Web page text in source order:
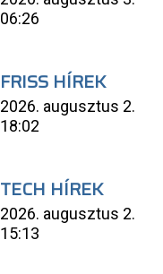
06:26
FRISS HÍREK
2026. augusztus 2.
18:02
TECH HÍREK
2026. augusztus 2.
15:13